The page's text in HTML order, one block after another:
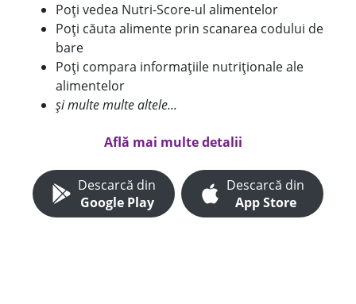
Poți vedea Nutri-Score-ul alimentelor
Poți căuta alimente prin scanarea codului de
bare
Poți compara informațiile nutriționale ale
alimentelor
și multe multe altele...
Află mai multe detalii
Descarcă din
Google Play
Descarcă din
App Store